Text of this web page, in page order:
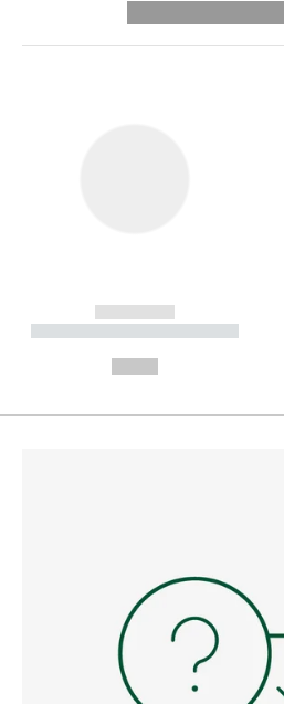
------------
----------- ----------- --------